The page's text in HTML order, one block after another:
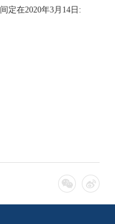
定在2020年3月14日: